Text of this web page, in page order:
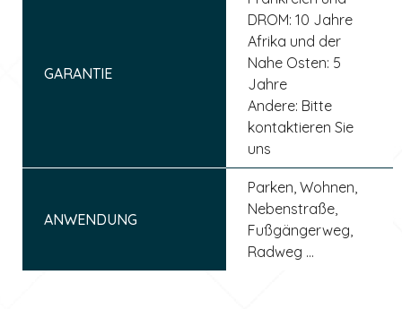
GARANTIE
DROM: 10 Jahre
Afrika und der
Nahe Osten: 5
Jahre
Andere: Bitte
kontaktieren Sie
uns
ANWENDUNG
Parken, Wohnen,
Nebenstraße,
Fußgängerweg,
Radweg ...